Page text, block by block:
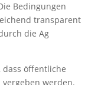
Bedingungen
transparent
die Ag
dass öffentliche
werden.